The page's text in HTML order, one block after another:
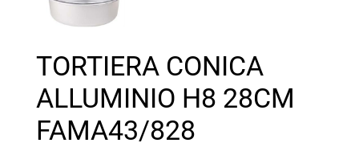
TORTIERA CONICA
ALLUMINIO H8 28CM
FAMA43/828